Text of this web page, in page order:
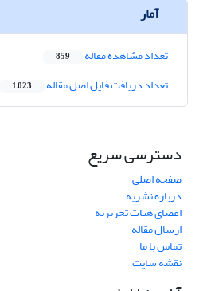
آمار
تعداد مشاهده مقاله 859
تعداد دریافت فایل اصل مقاله 1,023
دسترسی سریع
صفحه اصلی
درباره نشریه
اعضای هیات تحریریه
ارسال مقاله
تماس با ما
نقشه سایت